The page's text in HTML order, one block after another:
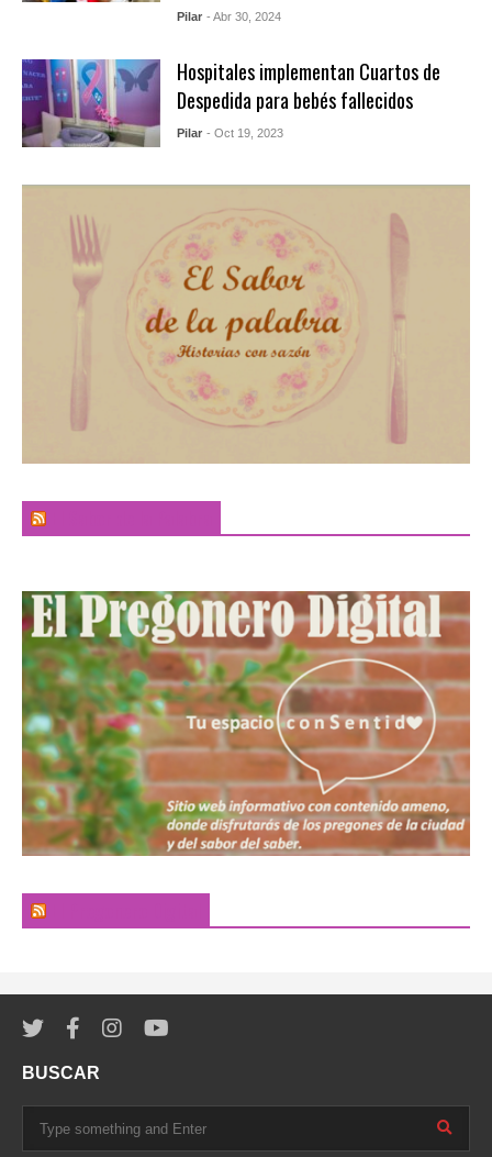
Pilar - Abr 30, 2024
Hospitales implementan Cuartos de
Despedida para bebés fallecidos
Pilar - Oct 19, 2023
BUSCAR